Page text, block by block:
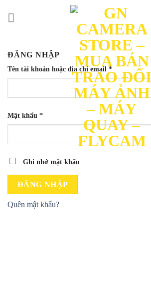
ĐĂNG NHẬP
Tên tài khoản hoặc địa chỉ email*
Mật khẩu *
Ghi nhớ mật khẩu
ĐĂNG NHẬP
Quên mật khẩu?